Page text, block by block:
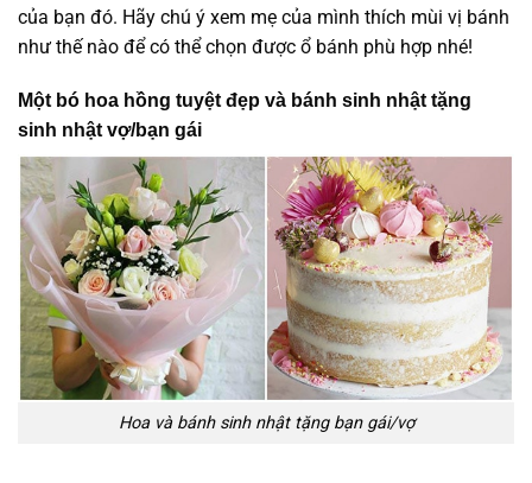
của bạn đó. Hãy chú ý xem mẹ của mình thích mùi vị bánh
như thế nào để có thể chọn được ổ bánh phù hợp nhé!
Một bó hoa hồng tuyệt đẹp và bánh sinh nhật tặng
sinh nhật vợ/bạn gái
Hoa và bánh sinh nhật tặng bạn gái/vợ